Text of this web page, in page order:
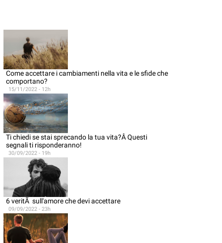
Come accettare i cambiamenti nella vita e le sfide che
comportano?
15/11/2022 - 12h
Ti chiedi se stai sprecando la tua vita?Â Questi
segnali ti risponderanno!
30/09/2022 - 19h
6 veritÃ sull'amore che devi accettare
09/09/2022 - 23h